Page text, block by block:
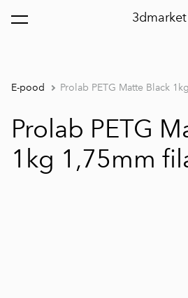
3dmarket
lisati ostukorvi. Vaata ostukorvi
E-pood Prolab PETG Matte Black
Prolab PETG
1kg 1,75mm